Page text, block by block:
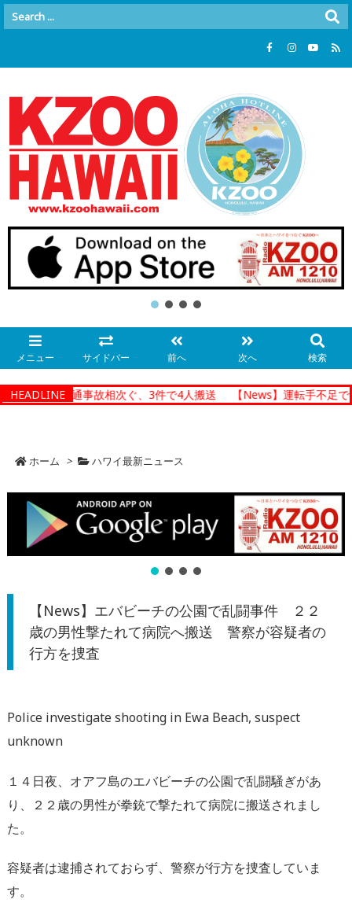
メニュー サイドバー 前へ 次へ 検索
HEADLINE
で朝の交通事故相次ぐ、3件で4人搬送 【News】運転手不足で
ホーム > ハワイ最新ニュース
【News】エバビーチの公園で乱闘事件 ２２
歳の男性撃たれて病院へ搬送 警察が容疑者の
行方を捜査
Police investigate shooting in Ewa Beach, suspect
unknown
１４日夜、オアフ島のエバビーチの公園で乱闘騒ぎがあ
り、２２歳の男性が拳銃で撃たれて病院に搬送されまし
た。
容疑者は逮捕されておらず、警察が行方を捜査していま
す。